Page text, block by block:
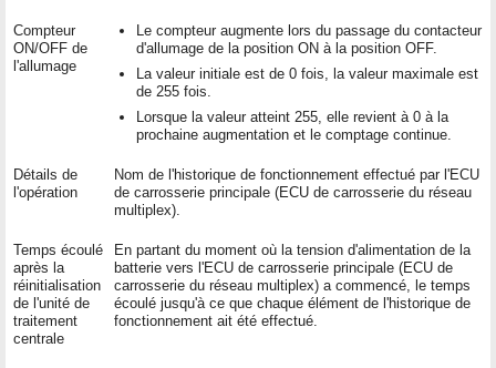
Compteur
ON/OFF de
l'allumage
Le compteur augmente lors du passage du contacteur
d'allumage de la position ON à la position OFF.
La valeur initiale est de 0 fois, la valeur maximale est
de 255 fois.
Lorsque la valeur atteint 255, elle revient à 0 à la
prochaine augmentation et le comptage continue.
Détails de
l'opération
Nom de l'historique de fonctionnement effectué par l'ECU
de carrosserie principale (ECU de carrosserie du réseau
multiplex).
Temps écoulé
après la
réinitialisation
de l'unité de
traitement
centrale
En partant du moment où la tension d'alimentation de la
batterie vers l'ECU de carrosserie principale (ECU de
carrosserie du réseau multiplex) a commencé, le temps
écoulé jusqu'à ce que chaque élément de l'historique de
fonctionnement ait été effectué.